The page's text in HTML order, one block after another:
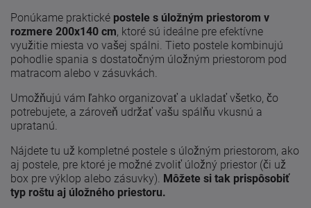
Ponúkame praktické postele s úložným priestorom v
rozmere 200x140 cm, ktoré sú ideálne pre efektívne
využitie miesta vo vašej spálni. Tieto postele kombinujú
pohodlie spania s dostatočným úložným priestorom pod
matracom alebo v zásuvkách.
Umožňujú vám ľahko organizovať a ukladať všetko, čo
potrebujete, a zároveň udržať vašu spálňu vkusnú a
upratanú.
Nájdete tu už kompletné postele s úložným priestorom, ako
aj postele, pre ktoré je možné zvoliť úložný priestor (či už
box pre výklop alebo zásuvky). Môžete si tak prispôsobiť
typ roštu aj úložného priestoru.